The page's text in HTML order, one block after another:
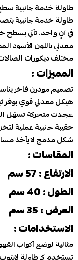
طاولة خدمة جانبية
طاولة خدمة جانبية
في آنٍ واحد. تأتي
معدني باللون الأسود
مختلف ديكورات
المميزات :
تصميم مودرن فاخر
هيكل معدني قوي يوفر
عجلات متحركة تسهّل
حقيبة جانبية عملية
شكل مدمج لا يأخذ
المقاسات :
الارتفاع : 57 سم
الطول : 40 سم
العرض : 35 سم
الاستخدامات :
مثالية لوضع أكواب
تستخدم كـ طاولة لابتوب